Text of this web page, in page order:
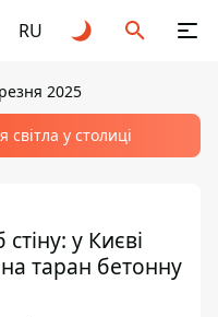
RU
2025
світла у столиці
у Києві
таран бетонну